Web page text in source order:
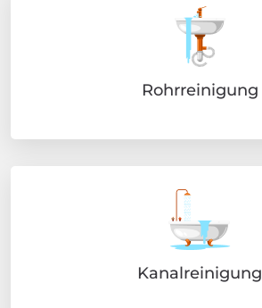
Rohrreinigung
Kanalreinigung